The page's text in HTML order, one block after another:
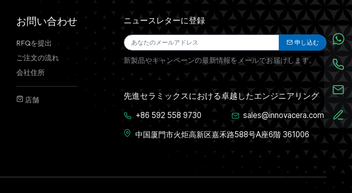
お問い合わせ
RFQを提出
ご注文の流れ
会社住所
店舗
ニュースレターに登録
申し込む
新製品やキャンペーンの最新情報をメールでお届けします。
先進セラミックスにおける卓越したエンジニアリング
+86 592 558 9730
sales@innovacera.com
中国厦門市火炬高新区嘉禾路588号A座6階 361006